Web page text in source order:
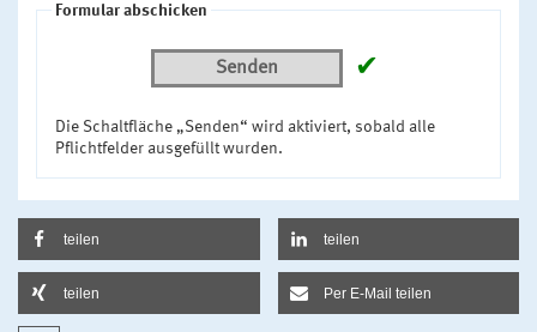
Formular abschicken
Senden ✔
Die Schaltfläche „Senden“ wird aktiviert, sobald alle
Pflichtfelder ausgefüllt wurden.
teilen teilen
teilen Per E-Mail teilen